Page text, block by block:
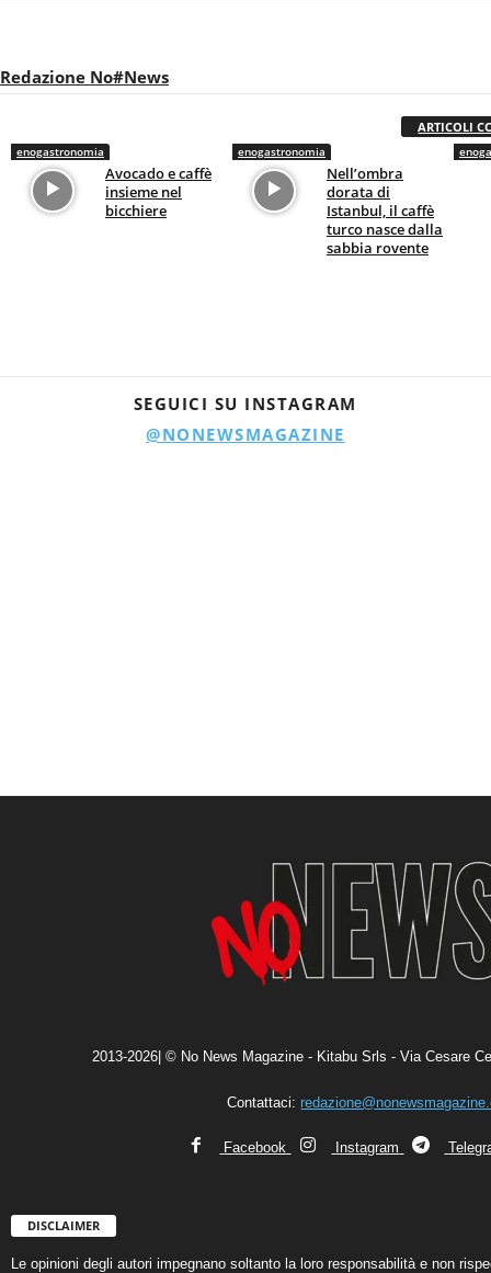
Redazione No#News
ARTICOLI
enogastronomia
Avocado e caffè
insieme nel
bicchiere
enogastronomia
Nell’ombra
dorata di
Istanbul, il caffè
turco nasce dalla
sabbia rovente
SEGUICI SU INSTAGRAM
@NONEWSMAGAZINE
2013-2026| © No News Magazine - Kitabu Srls - Via Cesare
Contattaci:
Facebook Instagram
DISCLAIMER
Le opinioni degli autori impegnano soltanto la loro responsabilità e non